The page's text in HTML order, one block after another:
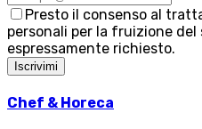
Presto il consenso al
personali per la fruizione
espressamente richiesto.
Iscrivimi
Chef & Horeca